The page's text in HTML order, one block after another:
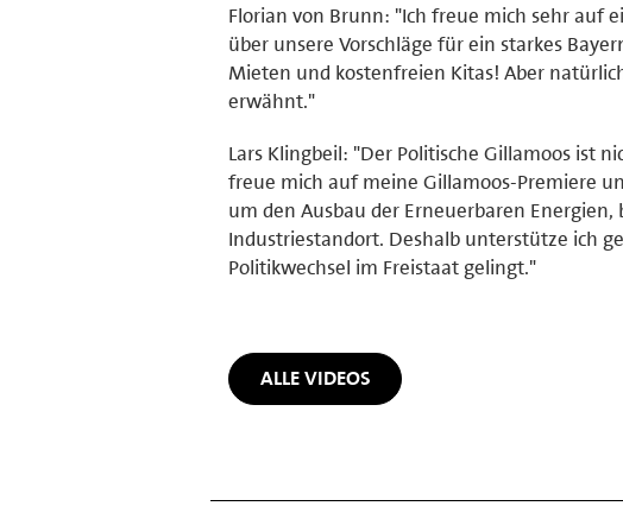
Florian von Brunn: "Ich freue mich sehr auf
über unsere Vorschläge für ein starkes
Mieten und kostenfreien Kitas! Aber
erwähnt."
Lars Klingbeil: "Der Politische Gillamoos ist
freue mich auf meine Gillamoos-Premiere
um den Ausbau der Erneuerbaren
Industriestandort. Deshalb unterstütze ich
Politikwechsel im Freistaat gelingt."
ALLE VIDEOS